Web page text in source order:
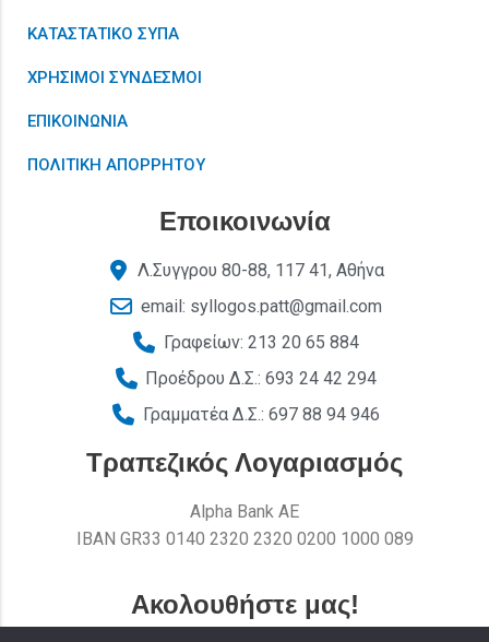
ΚΑΤΑΣΤΑΤΙΚΟ ΣΥΠΑ
ΧΡΗΣΙΜΟΙ ΣΥΝΔΕΣΜΟΙ
ΕΠΙΚΟΙΝΩΝΙΑ
ΠΟΛΙΤΙΚΗ ΑΠΟΡΡΗΤΟΥ
Εποικοινωνία
Λ.Συγγρου 80-88, 117 41, Αθήνα
email: syllogos.patt@gmail.com
Γραφείων: 213 20 65 884
Προέδρου Δ.Σ.: 693 24 42 294
Γραμματέα Δ.Σ.: 697 88 94 946
Τραπεζικός Λογαριασμός
Alpha Bank AE
ΙΒΑΝ GR33 0140 2320 2320 0200 1000 089
Ακολουθήστε μας!